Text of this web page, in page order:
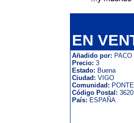
EN
Añadido por:
Precio: 3
Estado: Buena
Ciudad: VIGO
Comunidad:
Código Postal:
País: ESPAÑA